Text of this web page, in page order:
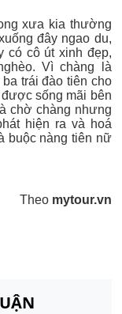
xưa kia thường
đây ngao du,
có cô út xinh đẹp,
Vì chàng là
trái đào tiên cho
sống mãi bên
chờ chàng nhưng
hiện ra và hoá
buộc nàng tiên nữ
Theo mytour.vn